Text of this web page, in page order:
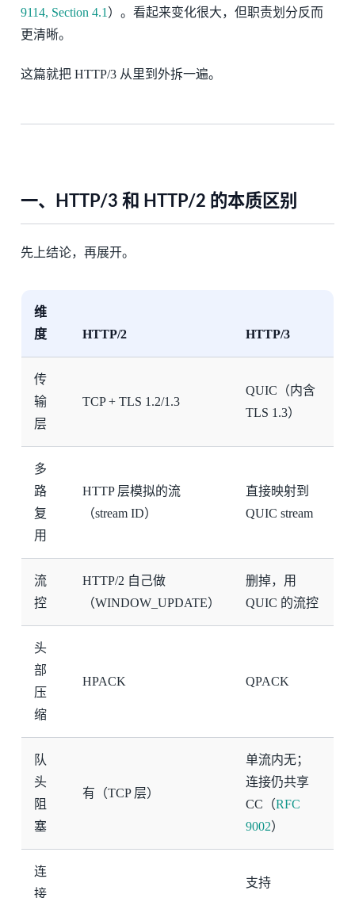
9114, Section 4.1 ）。看起来变化很大，但职责划分反而
更清晰。
这篇就把 HTTP/3 从里到外拆一遍。
一、HTTP/3 和 HTTP/2 的本质区别
先上结论，再展开。
维
度
HTTP/2 HTTP/3
传
输
层
TCP + TLS 1.2/1.3
QUIC（内含
TLS 1.3）
多
路
复
用
HTTP 层模拟的流
（stream ID）
直接映射到
QUIC stream
流
控
HTTP/2 自己做
（WINDOW_UPDATE）
删掉，用
QUIC 的流控
头
部
压
缩
HPACK QPACK
队
头
阻
塞
有（TCP 层）
单流内无；
连接仍共享
CC（RFC
9002）
连
接
支持